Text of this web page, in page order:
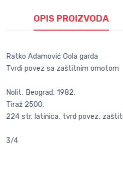
OPIS PROIZVODA
Ratko Adamović Gola garda
Tvrdi povez sa zaštitnim omotom
Nolit, Beograd, 1982.
Tiraž 2500.
224 str. latinica, tvrd povez,
3/4